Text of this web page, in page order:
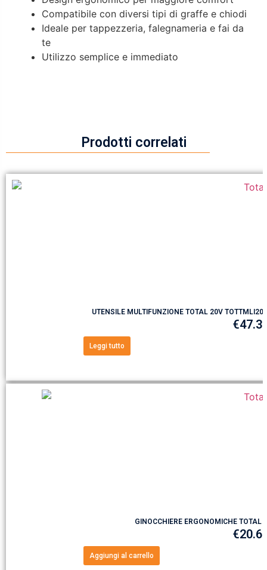
Compatibile con diversi tipi di graffe e chiodi
Ideale per tappezzeria, falegnameria e fai da
te
Utilizzo semplice e immediato
Prodotti correlati
UTENSILE MULTIFUNZIONE TOTAL 20V
€
Leggi tutto
GINOCCHIERE ERGONOMICHE
€
Aggiungi al carrello